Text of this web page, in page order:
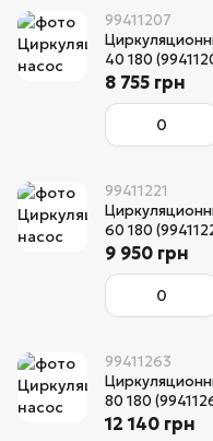
99411207
40 180
8 755 грн
99411221
60 180
9 950 грн
99411263
80 180
12 140 грн